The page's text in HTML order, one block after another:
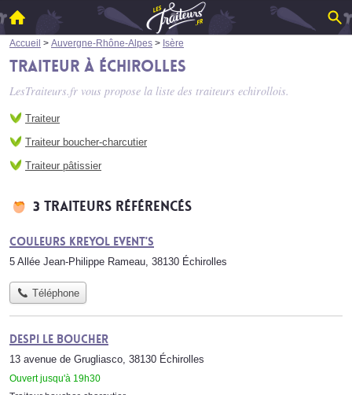
Accueil > Auvergne-Rhône-Alpes > Isère
Traiteur à Échirolles
LesTraiteurs.fr vous propose la liste des traiteurs echirollois.
Traiteur
Traiteur boucher-charcutier
Traiteur pâtissier
3 traiteurs référencés
Couleurs Kreyol Event's
5 Allée Jean-Philippe Rameau, 38130 Échirolles
Téléphone
Despi le Boucher
13 avenue de Grugliasco, 38130 Échirolles
Ouvert jusqu'à 19h30